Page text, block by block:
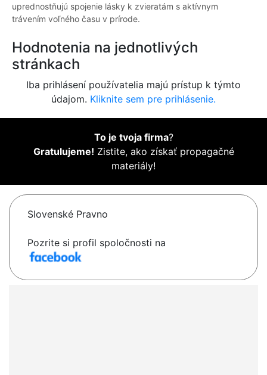
uprednostňujú spojenie lásky k zvieratám s aktívnym
trávením voľného času v prírode.
Hodnotenia na jednotlivých
stránkach
Iba prihlásení používatelia majú prístup k týmto
údajom. Kliknite sem pre prihlásenie.
To je tvoja firma?
Gratulujeme! Zistite, ako získať propagačné
materiály!
Slovenské Pravno
Pozrite si profil spoločnosti na